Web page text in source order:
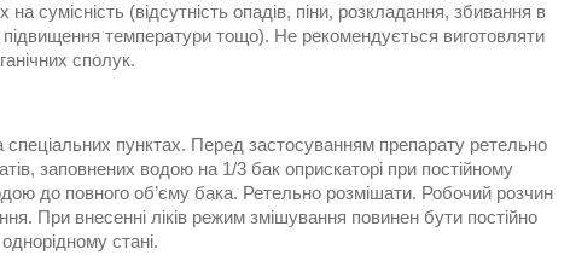
сумісність (відсутність опадів, піни, розкладання, збивання в
підвищення температури тощо). Не рекомендується виготовляти
сполук.
пунктах. Перед застосуванням препарату ретельно
заповнених водою на 1/3 бак оприскаторі при постійному
до повного об’єму бака. Ретельно розмішати. Робочий розчин
При внесенні ліків режим змішування повинен бути постійно
стані.